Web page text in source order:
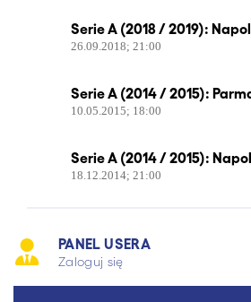
PANEL USERA
Zaloguj się
Serie A (2018 / 2019):
26.09.2018; 21:00
Serie A (2014 / 2015):
10.05.2015; 18:00
Serie A (2014 / 2015):
18.12.2014; 21:00